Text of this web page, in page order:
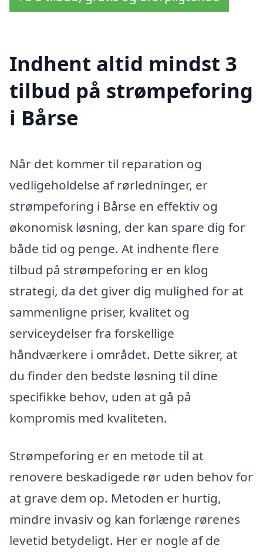
Indhent altid mindst 3
tilbud på strømpeforing
i Bårse
Når det kommer til reparation og
vedligeholdelse af rørledninger, er
strømpeforing i Bårse en effektiv og
økonomisk løsning, der kan spare dig for
både tid og penge. At indhente flere
tilbud på strømpeforing er en klog
strategi, da det giver dig mulighed for at
sammenligne priser, kvalitet og
serviceydelser fra forskellige
håndværkere i området. Dette sikrer, at
du finder den bedste løsning til dine
specifikke behov, uden at gå på
kompromis med kvaliteten.
Strømpeforing er en metode til at
renovere beskadigede rør uden behov for
at grave dem op. Metoden er hurtig,
mindre invasiv og kan forlænge rørenes
levetid betydeligt. Her er nogle af de